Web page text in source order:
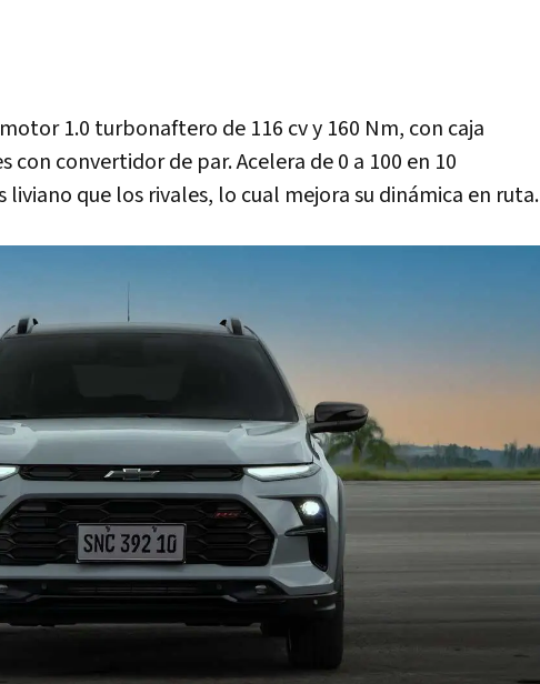
1.0 turbonaftero de 116 cv y 160 Nm, con caja
con convertidor de par. Acelera de 0 a 100 en 10
liviano que los rivales, lo cual mejora su dinámica en ruta.